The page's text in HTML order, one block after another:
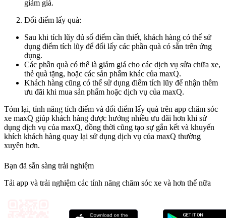
giảm giá.
Đổi điểm lấy quà:
Sau khi tích lũy đủ số điểm cần thiết, khách hàng có thể sử
dụng điểm tích lũy để đổi lấy các phần quà có sẵn trên ứng
dụng.
Các phần quà có thể là giảm giá cho các dịch vụ sửa chữa xe,
thẻ quà tặng, hoặc các sản phẩm khác của maxQ.
Khách hàng cũng có thể sử dụng điểm tích lũy để nhận thêm
ưu đãi khi mua sản phẩm hoặc dịch vụ của maxQ.
Tóm lại, tính năng tích điểm và đổi điểm lấy quà trên app chăm sóc
xe maxQ giúp khách hàng được hưởng nhiều ưu đãi hơn khi sử
dụng dịch vụ của maxQ, đồng thời cũng tạo sự gắn kết và khuyến
khích khách hàng quay lại sử dụng dịch vụ của maxQ thường
xuyên hơn.
Bạn đã sẵn sàng trải nghiệm
Tải app và trải nghiệm các tính năng chăm sóc xe và hơn thế nữa